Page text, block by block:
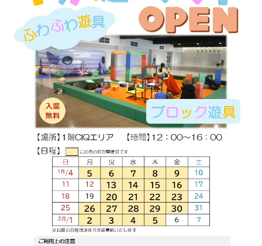
お問い合わせ 施設予約
English 한국어
繁体 簡体
Official SNS